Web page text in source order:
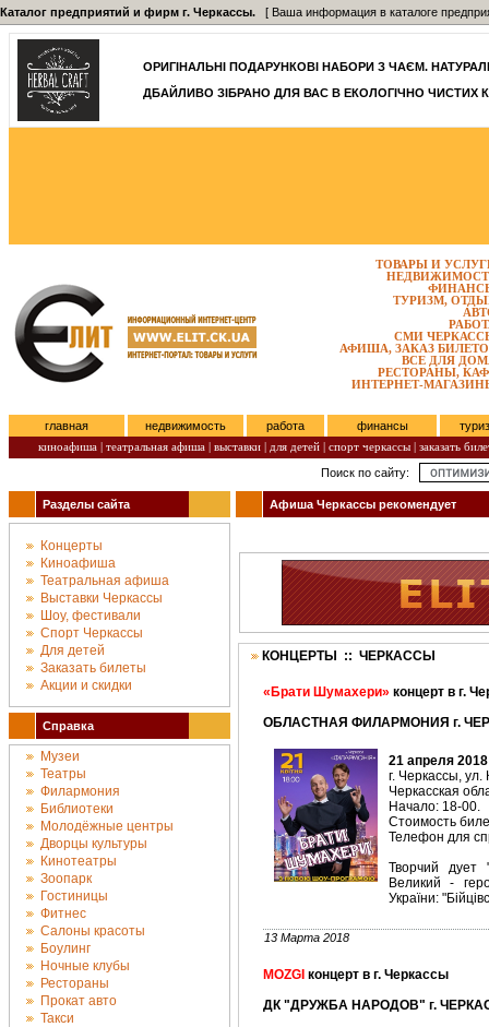
Каталог предприятий и фирм г. Черкассы. [ Ваша информация в каталоге
ОРИГІНАЛЬНІ ПОДАРУНКОВІ НАБОРИ З ЧАЄМ.
ДБАЙЛИВО ЗІБРАНО ДЛЯ ВАС В ЕКОЛОГІЧНО ЧИСТИХ
ТОВАРЫ И
ТУРИЗМ,
СМИ
АФИША, ЗАКАЗ
ВСЕ ДЛЯ
РЕСТОРАНЫ,
ИНТЕРНЕТ-
главная недвижимость работа финансы
киноафиша | театральная афиша | выставки | для детей | спорт черкассы | заказать
Поиск по сайту:
Разделы сайта
Концерты
Киноафиша
Театральная афиша
Выставки Черкассы
Шоу, фестивали
Спорт Черкассы
Для детей
Заказать билеты
Акции и скидки
Справка
Музеи
Театры
Филармония
Библиотеки
Молодёжные центры
Дворцы культуры
Кинотеатры
Зоопарк
Гостиницы
Фитнес
Салоны красоты
Боулинг
Ночные клубы
Рестораны
Прокат авто
Такси
Афиша Черкассы рекомендует
КОНЦЕРТЫ :: ЧЕРКАССЫ
«Брати Шумахери» концерт в г.
ОБЛАСТНАЯ ФИЛАРМОНИЯ г.
21 апреля
г. Черкассы,
Черкасская
Начало: 18-00.
Стоимость
Телефон для
Творчий дует
Великий -
України:
13 Марта 2018
MOZGI концерт в г. Черкассы
ДК "ДРУЖБА НАРОДОВ" г.